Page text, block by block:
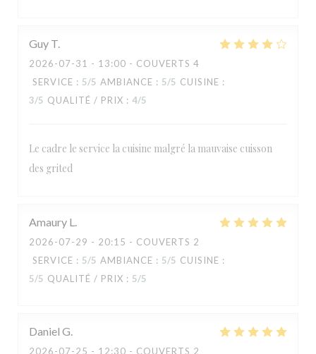
Guy T
2026-07-31 - 13:00 - COUVERTS 4
SERVICE : 5/5 AMBIANCE : 5/5 CUISINE :
3/5 QUALITÉ / PRIX : 4/5
Le cadre le service la cuisine malgré la mauvaise cuisson
des grited
Amaury L
2026-07-29 - 20:15 - COUVERTS 2
SERVICE : 5/5 AMBIANCE : 5/5 CUISINE :
5/5 QUALITÉ / PRIX : 5/5
Daniel G
2026-07-25 - 12:30 - COUVERTS 2